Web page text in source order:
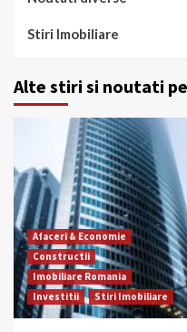
Stiri Imobiliare
Alte stiri si noutati
Afaceri & Economie
Constructii
Imobiliare Romania
Investitii
Stiri Imobiliare